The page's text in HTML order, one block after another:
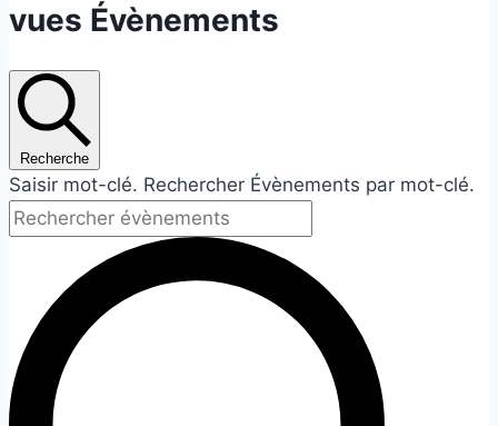
for
24
juillet
2026
vues Évènements
Recherche
Saisir mot-clé. Rechercher Évènements par mot-clé.